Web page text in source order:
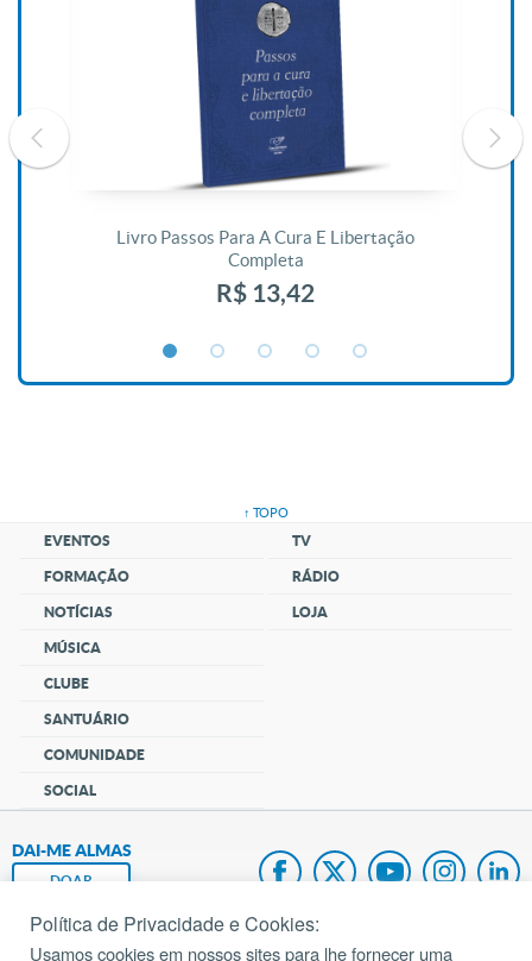
Livro Passos Para A Cura E Libertação
Completa
R$ 13,42
↑ TOPO
EVENTOS
FORMAÇÃO
NOTÍCIAS
MÚSICA
CLUBE
SANTUÁRIO
COMUNIDADE
SOCIAL
TV
RÁDIO
LOJA
DAI-ME ALMAS
DOAR
Fundação João Paulo II
Política de Privacidade e Cookies:
Usamos cookies em nossos sites para lhe fornecer uma